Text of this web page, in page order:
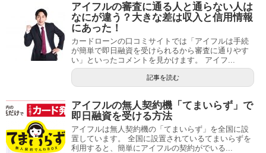
アイフルの審査に通る人と通らない人は
なにが違う？大きな差は収入と信用情報
にあった！
カードローンの口コミサイトでは「アイフルは手続
が簡単で即日融資を受けられるから審査に通りやす
い」といったコメントを見かけます。 アイフ...
記事を読む
アイフルの無人契約機「てまいらず」で
即日融資を受ける方法
アイフルは無人契約機の「てまいらず」を全国に設
置しています。 全国に設置されているてまいらずを
利用すると、簡単にアイフルの契約がでいる...